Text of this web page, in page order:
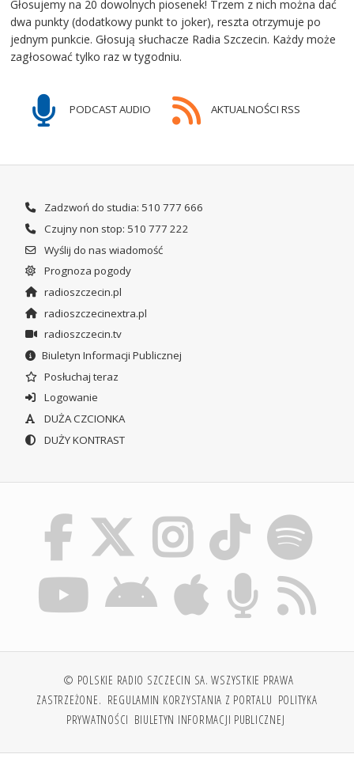
Głosujemy na 20 dowolnych piosenek! Trzem z nich można dać
dwa punkty (dodatkowy punkt to joker), reszta otrzymuje po
jednym punkcie. Głosują słuchacze Radia Szczecin. Każdy może
zagłosować tylko raz w tygodniu.
PODCAST AUDIO AKTUALNOŚCI RSS
Zadzwoń do studia: 510 777 666
Czujny non stop: 510 777 222
Wyślij do nas wiadomość
Prognoza pogody
radioszczecin.pl
radioszczecinextra.pl
radioszczecin.tv
Biuletyn Informacji Publicznej
Posłuchaj teraz
Logowanie
DUŻA CZCIONKA
DUŻY KONTRAST
© POLSKIE RADIO SZCZECIN SA. WSZYSTKIE PRAWA
ZASTRZEŻONE. REGULAMIN KORZYSTANIA Z PORTALU POLITYKA
PRYWATNOŚCI BIULETYN INFORMACJI PUBLICZNEJ